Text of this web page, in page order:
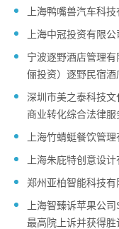
上海鸭嘴兽汽车科
上海中冠投资有限
宁波逐野酒店管理
俪投资）逐野民宿
深圳市美之泰科技
商业转化综合法律服
上海竹蜻蜓餐饮管
上海朱庇特创意设
郑州亚柏智能科技
上海智臻诉苹果公
最高院上诉并获得胜